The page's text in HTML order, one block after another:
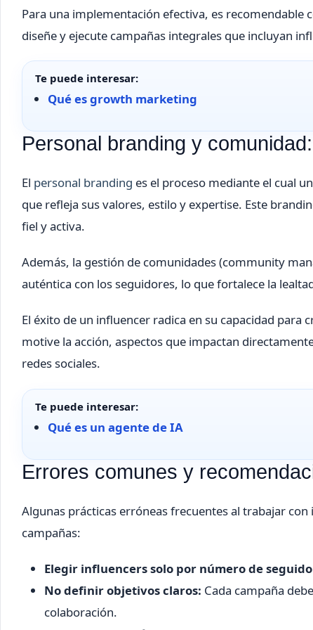
Para una implementación efectiva, es recomendable
diseñe y ejecute campañas integrales que incluyan
Te puede interesar:
Qué es growth marketing
Personal branding y
El personal branding es el proceso mediante el cual
que refleja sus valores, estilo y expertise. Este
fiel y activa.
Además, la gestión de comunidades (community
auténtica con los seguidores, lo que fortalece la
El éxito de un influencer radica en su capacidad
motive la acción, aspectos que impactan
redes sociales.
Te puede interesar:
Qué es un agente de IA
Errores comunes y
Algunas prácticas erróneas frecuentes al trabajar
campañas:
Elegir influencers solo por número de
No definir objetivos claros: Cada campaña
colaboración.